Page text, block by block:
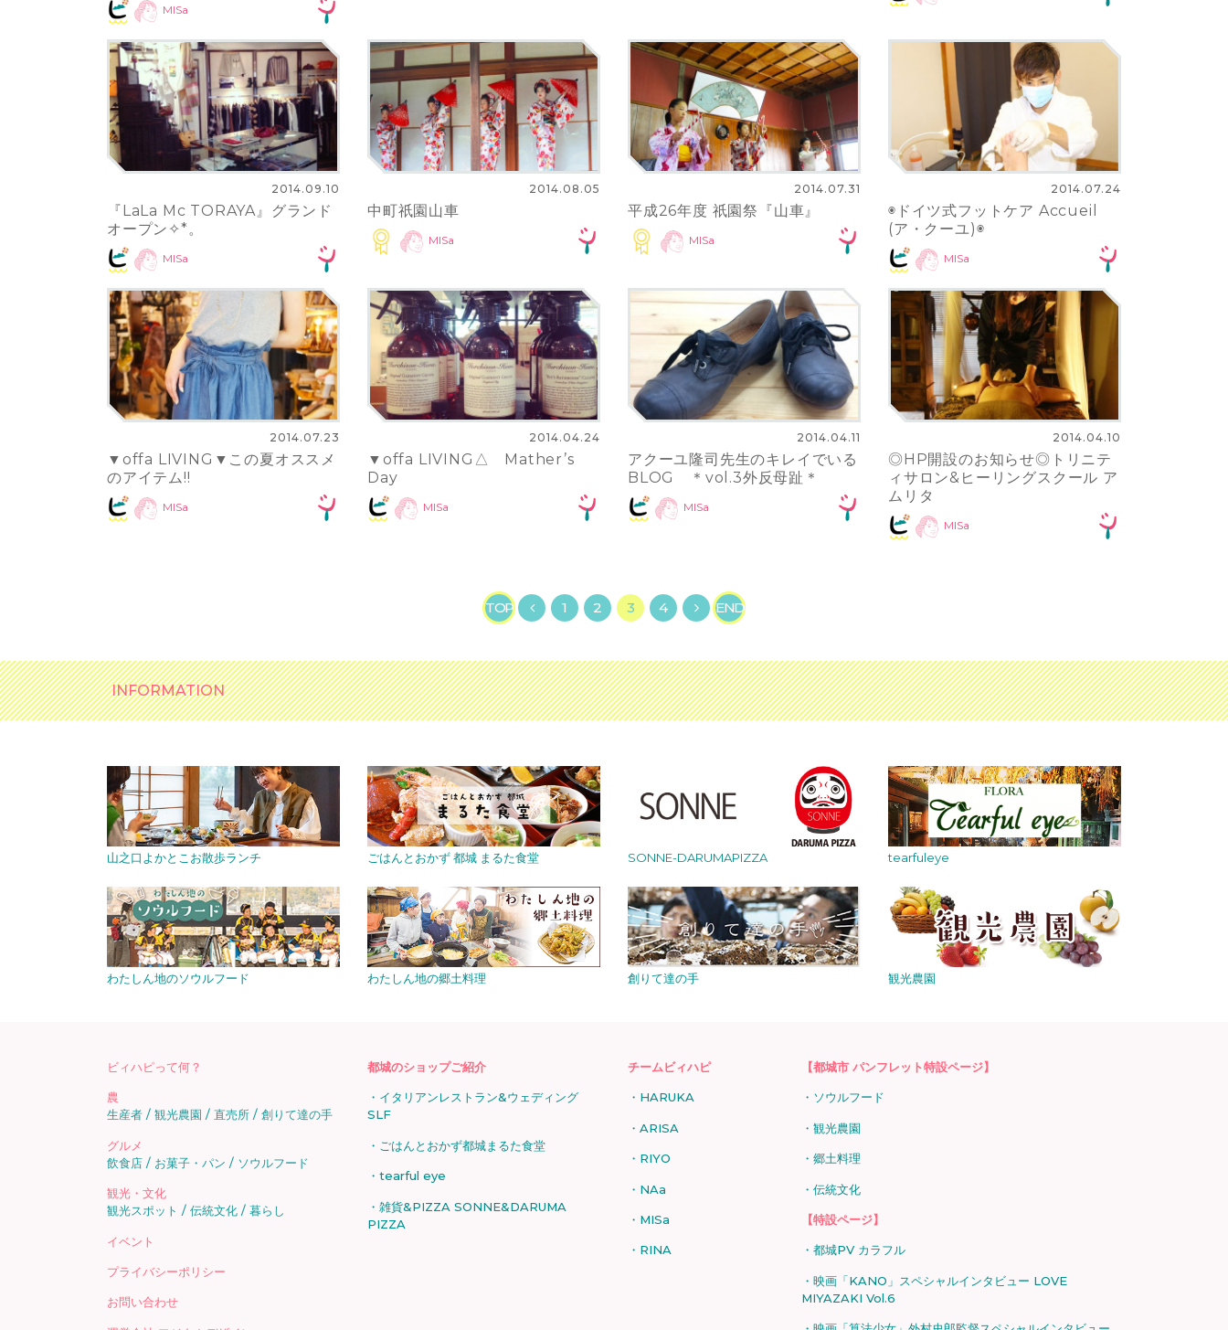
MISa
2014.09.10
『LaLa Mc TORAYA』グランド
オープン✧*。
MISa
2014.08.05
中町祇園山車
MISa
2014.07.31
平成26年度 祇園祭『山車』
MISa
2014.07.24
◉ドイツ式フットケア Accueil
(ア・クーユ)◉
MISa
2014.07.23
▼offa LIVING▼この夏オススメ
のアイテム!!
MISa
2014.04.24
▼offa LIVING△ Mather’s
Day
MISa
2014.04.11
アクーユ隆司先生のキレイでいる
BLOG ＊vol.3外反母趾＊
MISa
2014.04.10
◎HP開設のお知らせ◎トリニテ
ィサロン&ヒーリングスクール ア
ムリタ
MISa
TOP 1 2 3 4 END
INFORMATION
山之口よかとこお散歩ランチ ごはんとおかず 都城 まるた食堂 SONNE-DARUMAPIZZA tearfuleye
わたしん地のソウルフード わたしん地の郷土料理 創りて達の手 観光農園
ビィハピって何？
農
生産者
観光農園 直売所 創りて達の手
グルメ
飲食店
お菓子・パン ソウルフード
観光・文化
観光スポット
伝統文化 暮らし
イベント
プライバシーポリシー
お問い合わせ
都城のショップご紹介
イタリアンレストラン&ウェディング
SLF
ごはんとおかず都城まるた食堂
tearful eye
雑貨&PIZZA SONNE&DARUMA
PIZZA
チームビィハピ
HARUKA
ARISA
RIYO
NAa
MISa
RINA
【都城市 パンフレット特設ページ】
ソウルフード
観光農園
郷土料理
伝統文化
【特設ページ】
都城PV カラフル
映画「KANO」スペシャルインタビュー LOVE
MIYAZAKI Vol.6